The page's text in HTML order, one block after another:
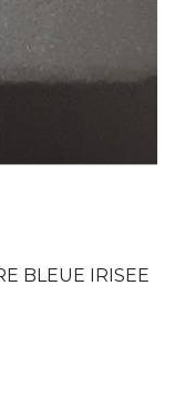
BLEUE IRISEE